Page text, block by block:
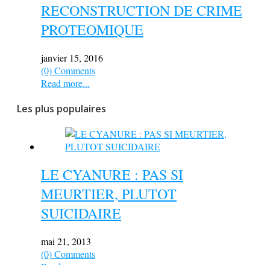
RECONSTRUCTION DE CRIME
PROTEOMIQUE
janvier 15, 2016
(0) Comments
Read more...
Les plus populaires
LE CYANURE : PAS SI
MEURTIER, PLUTOT
SUICIDAIRE
mai 21, 2013
(0) Comments